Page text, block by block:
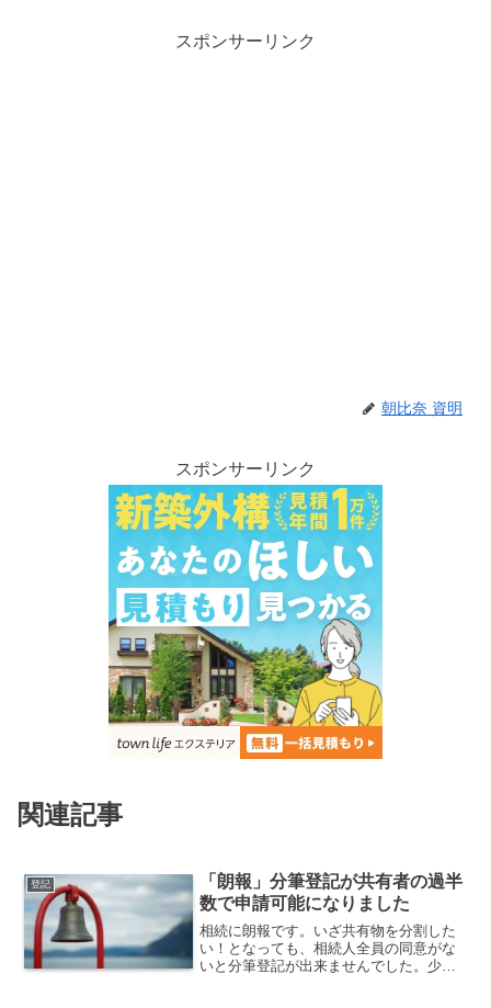
スポンサーリンク
朝比奈 資明
スポンサーリンク
関連記事
登記
「朗報」分筆登記が共有者の過半
数で申請可能になりました
相続に朗報です。いざ共有物を分割した
い！となっても、相続人全員の同意がな
いと分筆登記が出来ませんでした。少し